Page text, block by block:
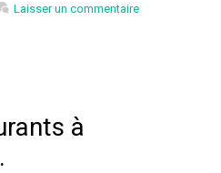
Laisser un commentaire
à